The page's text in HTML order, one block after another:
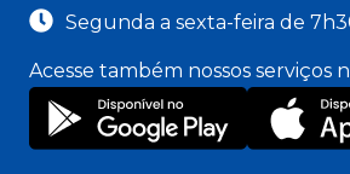
Segunda a sexta-feira de
Acesse também nossos serviços